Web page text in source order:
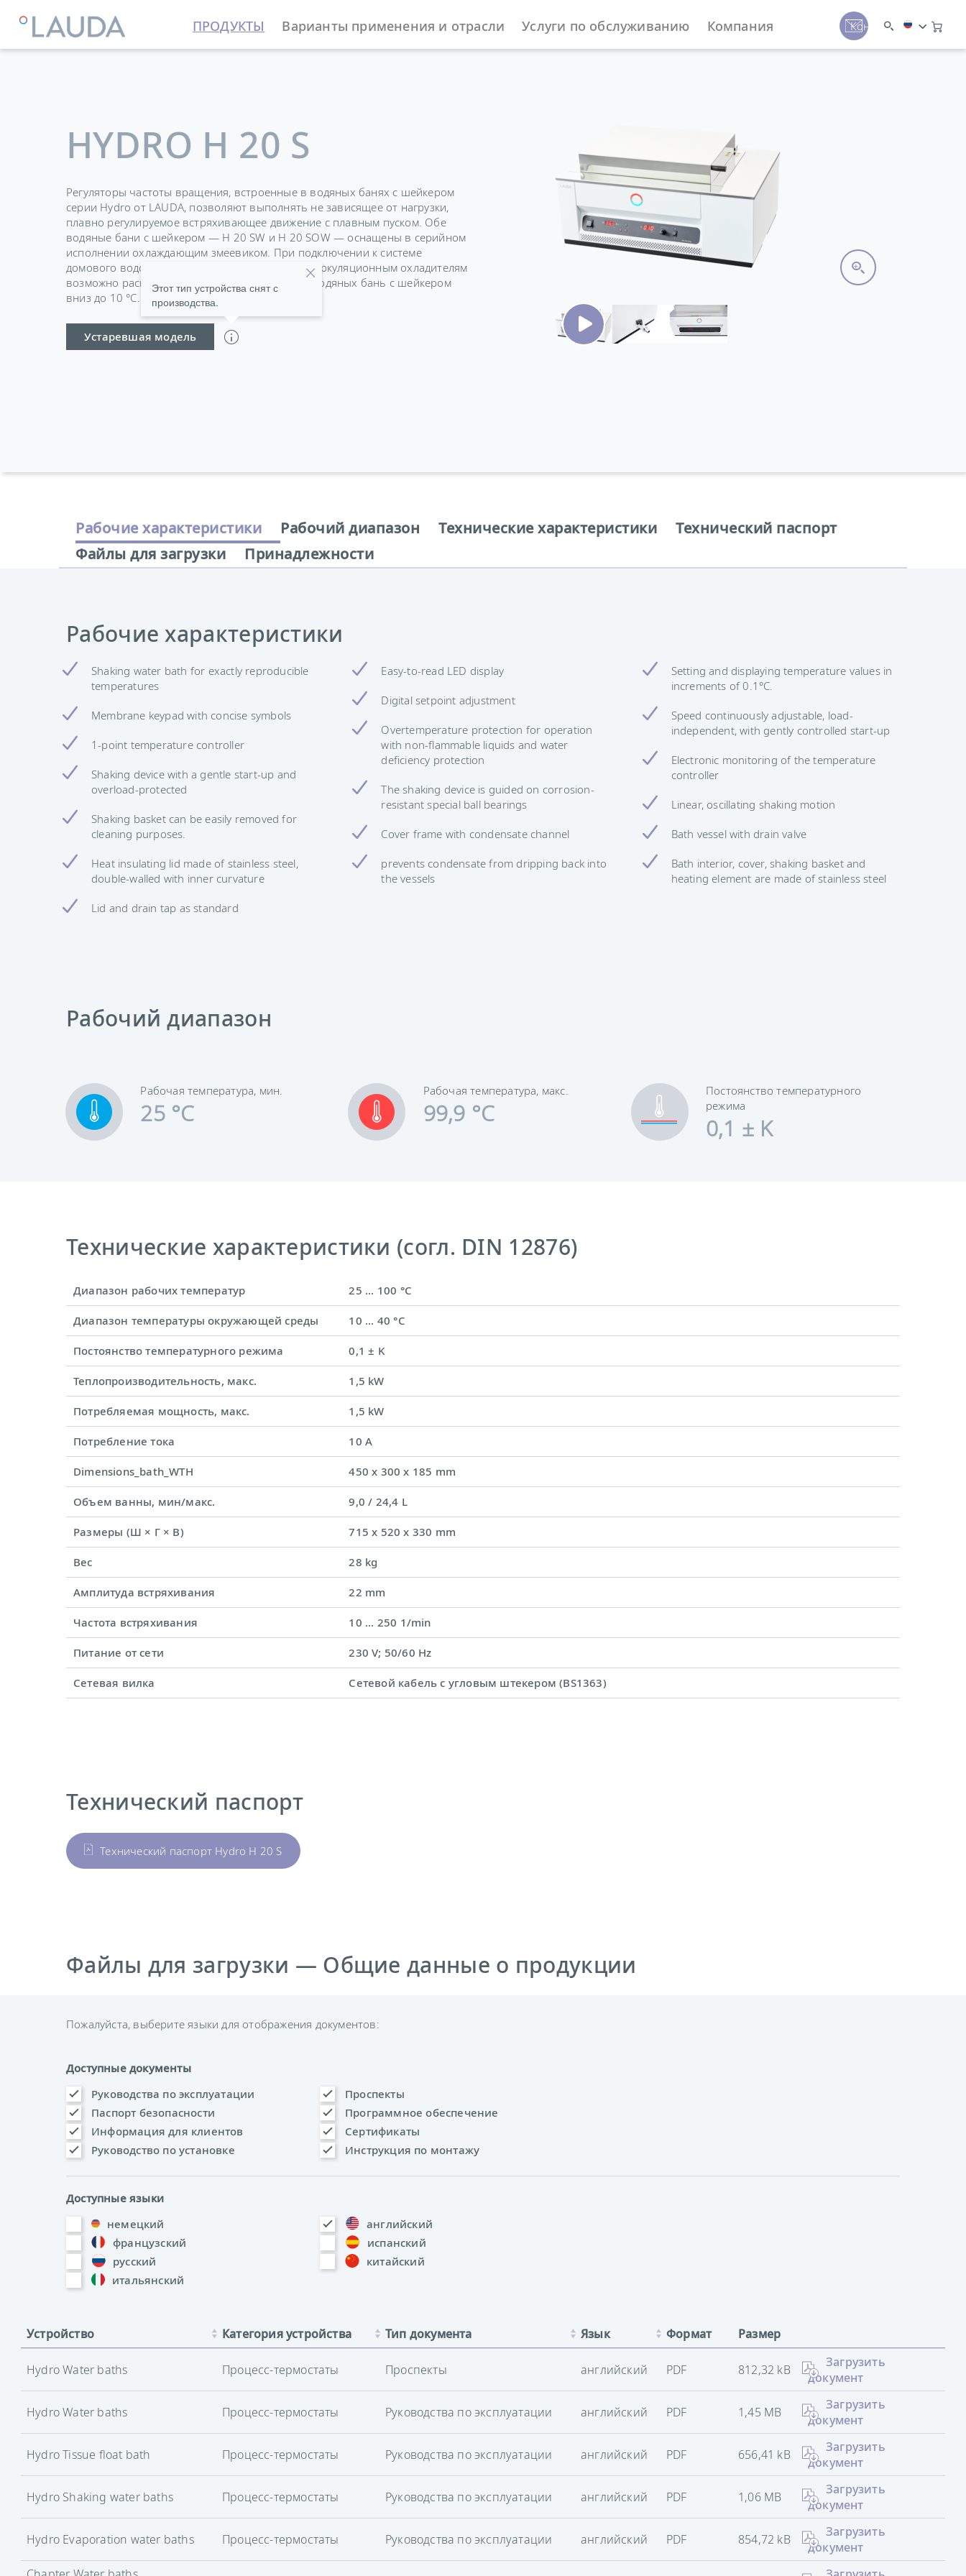
ПРОДУКТЫ Варианты применения и отрасли Услуги по обслуживанию Компания Контакты
HYDRO H 20 S
Регуляторы частоты вращения, встроенные в водяных банях с шейкером
серии Hydro от LAUDA, позволяют выполнять не зависящее от нагрузки,
плавно регулируемое встряхивающее движение с плавным пуском. Обе
водяные бани с шейкером — H 20 SW и H 20 SOW — оснащены в серийном
исполнении охлаждающим змеевиком. При подключении к системе
домового водоснабжения или к стандартным циркуляционным охладителям
возможно расширение диапазона температур водяных бань с шейкером
вниз до 10 °C.
Устаревшая модель
Этот тип устройства снят с
производства.
Рабочие характеристики Рабочий диапазон Технические характеристики
Технический паспорт
Файлы для загрузки
Принадлежности
Рабочие характеристики
Shaking water bath for exactly reproducible
temperatures
Membrane keypad with concise symbols
1-point temperature controller
Shaking device with a gentle start-up and
overload-protected
Shaking basket can be easily removed for
cleaning purposes.
Heat insulating lid made of stainless steel,
double-walled with inner curvature
Lid and drain tap as standard
Easy-to-read LED display
Digital setpoint adjustment
Overtemperature protection for operation
with non-flammable liquids and water
deficiency protection
The shaking device is guided on corrosion-
resistant special ball bearings
Cover frame with condensate channel
prevents condensate from dripping back into
the vessels
Setting and displaying temperature values in
increments of 0.1°C.
Speed continuously adjustable, load-
independent, with gently controlled start-up
Electronic monitoring of the temperature
controller
Linear, oscillating shaking motion
Bath vessel with drain valve
Bath interior, cover, shaking basket and
heating element are made of stainless steel
Рабочий диапазон
Рабочая температура, мин.
25 °C
Рабочая температура, макс.
99,9 °C
Постоянство температурного
режима
0,1 ± K
Технические характеристики (согл. DIN 12876)
Диапазон рабочих температур 25 ... 100 °C
Диапазон температуры окружающей среды 10 ... 40 °C
Постоянство температурного режима 0,1 ± K
Теплопроизводительность, макс. 1,5 kW
Потребляемая мощность, макс. 1,5 kW
Потребление тока 10 A
Dimensions_bath_WTH 450 x 300 x 185 mm
Объем ванны, мин/макс. 9,0 / 24,4 L
Размеры (Ш × Г × В) 715 x 520 x 330 mm
Вес 28 kg
Амплитуда встряхивания 22 mm
Частота встряхивания 10 ... 250 1/min
Питание от сети 230 V; 50/60 Hz
Сетевая вилка Сетевой кабель с угловым штекером (BS1363)
Технический паспорт
Технический паспорт Hydro H 20 S
Файлы для загрузки — Общие данные о продукции
Пожалуйста, выберите языки для отображения документов:
Доступные документы
Руководства по эксплуатации
Проспекты
Паспорт безопасности
Программное обеспечение
Информация для клиентов
Сертификаты
Руководство по установке
Инструкция по монтажу
Доступные языки
немецкий
английский
французский
испанский
русский
китайский
итальянский
Устройство Категория устройства Тип документа Язык Формат Размер
Hydro Water baths Процесс-термостаты Проспекты английский PDF 812,32 kB
Загрузить
документ
Hydro Water baths Процесс-термостаты Руководства по эксплуатации английский PDF 1,45 MB
Загрузить
документ
Hydro Tissue float bath Процесс-термостаты Руководства по эксплуатации английский PDF 656,41 kB
Загрузить
документ
Hydro Shaking water baths Процесс-термостаты Руководства по эксплуатации английский PDF 1,06 MB
Загрузить
документ
Hydro Evaporation water baths Процесс-термостаты Руководства по эксплуатации английский PDF 854,72 kB
Загрузить
документ